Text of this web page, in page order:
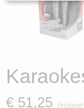
€ 51,25